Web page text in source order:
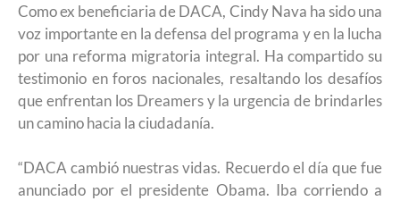
Como ex beneficiaria de DACA, Cindy Nava ha sido una
voz importante en la defensa del programa y en la lucha
por una reforma migratoria integral. Ha compartido su
testimonio en foros nacionales, resaltando los desafíos
que enfrentan los Dreamers y la urgencia de brindarles
un camino hacia la ciudadanía.
“DACA cambió nuestras vidas. Recuerdo el día que fue
anunciado por el presidente Obama. Iba corriendo a